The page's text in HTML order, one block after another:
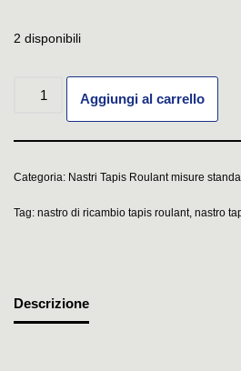
2 disponibili
Aggiungi al carrello
Categoria: Nastri Tapis Roulant misure
Tag: nastro di ricambio tapis roulant, nastro
Descrizione